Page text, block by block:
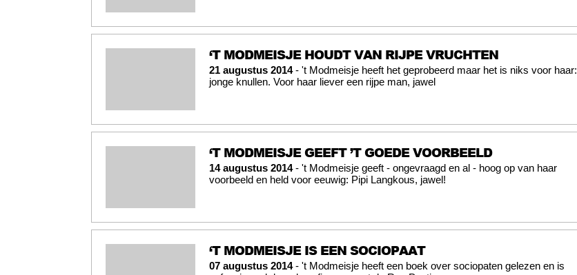
‘T MODMEISJE HOUDT VAN RIJPE VRUCHTEN
21 augustus 2014- 't Modmeisje heeft het geprobeerd maar het is niks voor haar:
jonge knullen. Voor haar liever een rijpe man, jawel
‘T MODMEISJE GEEFT ’T GOEDE VOORBEELD
14 augustus 2014- 't Modmeisje geeft - ongevraagd en al - hoog op van haar
voorbeeld en held voor eeuwig: Pipi Langkous, jawel!
‘T MODMEISJE IS EEN SOCIOPAAT
07 augustus 2014- 't Modmeisje heeft een boek over sociopaten gelezen en is